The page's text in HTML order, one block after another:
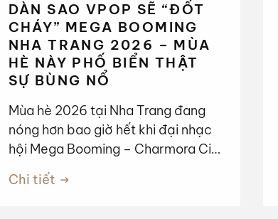
DÀN SAO VPOP SẼ “ĐỐT
CHÁY” MEGA BOOMING
NHA TRANG 2026 – MÙA
HÈ NÀY PHỐ BIỂN THẬT
SỰ BÙNG NỔ
Mùa hè 2026 tại Nha Trang đang
nóng hơn bao giờ hết khi đại nhạc
hội Mega Booming – Charmora City
chính thức xác nhận sẽ diễn ra vào
tối ngày 13/06 tại Quảng trường
Chi tiết